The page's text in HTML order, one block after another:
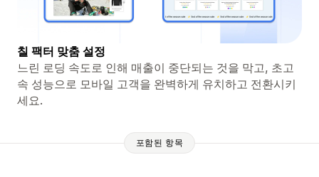
칠 팩터 맞춤 설정
느린 로딩 속도로 인해 매출이 중단되는 것을 막고, 초고
속 성능으로 모바일 고객을 완벽하게 유치하고 전환시키
세요.
포함된 항목